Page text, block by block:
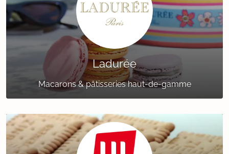
Ladurée
Macarons & pâtisseries haut-de-gamme